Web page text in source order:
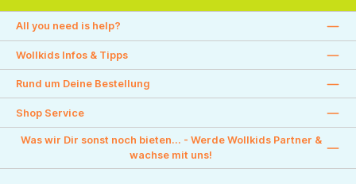
All you need is help?
Wollkids Infos & Tipps
Rund um Deine Bestellung
Shop Service
Was wir Dir sonst noch bieten... - Werde Wollkids Partner &
wachse mit uns!